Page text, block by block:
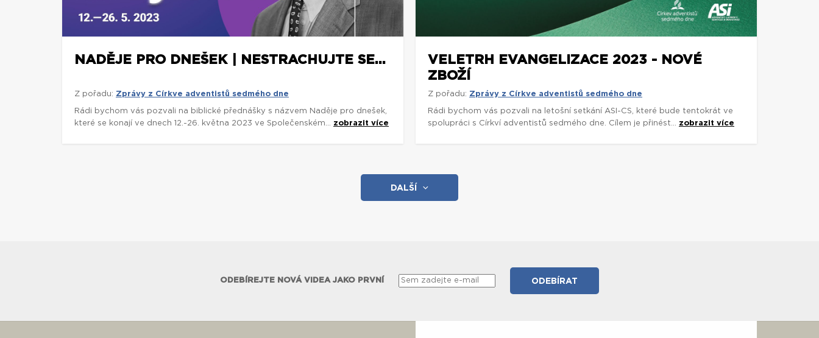
NADĚJE PRO DNEŠEK | NESTRACHUJTE SE...
Z pořadu: Zprávy z Církve adventistů sedmého dne
Rádi bychom vás pozvali na biblické přednášky s názvem Naděje pro dnešek,
které se konají ve dnech 12.-26. května 2023 ve Společenském... zobrazit více
VELETRH EVANGELIZACE 2023 - NOVÉ
ZBOŽÍ
Z pořadu: Zprávy z Církve adventistů sedmého dne
Rádi bychom vás pozvali na letošní setkání ASI-CS, které bude tentokrát ve
spolupráci s Církví adventistů sedmého dne. Cílem je přinést... zobrazit více
DALŠÍ
ODEBÍREJTE NOVÁ VIDEA JAKO PRVNÍ